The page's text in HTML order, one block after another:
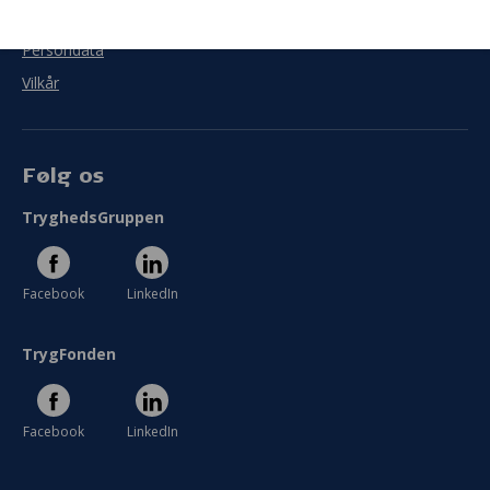
Persondata
Vilkår
Følg os
TryghedsGruppen
Facebook LinkedIn
TrygFonden
Facebook LinkedIn